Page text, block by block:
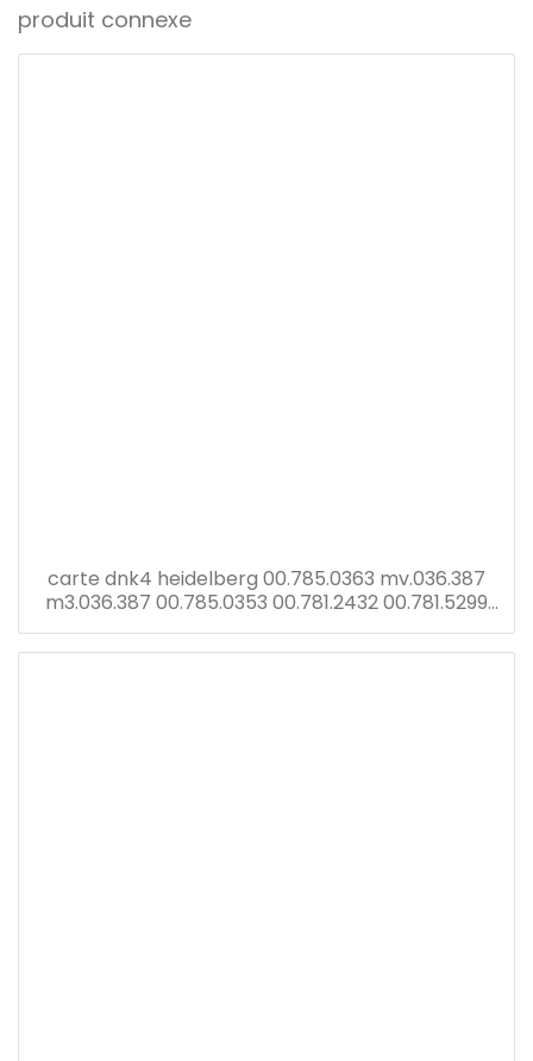
produit connexe
carte dnk4 heidelberg 00.785.0363 mv.036.387
m3.036.387 00.785.0353 00.781.2432 00.781.5299